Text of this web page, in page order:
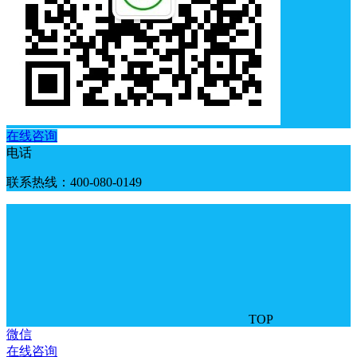
在线咨询
电话
联系热线：400-080-0149
TOP
微信
在线咨询